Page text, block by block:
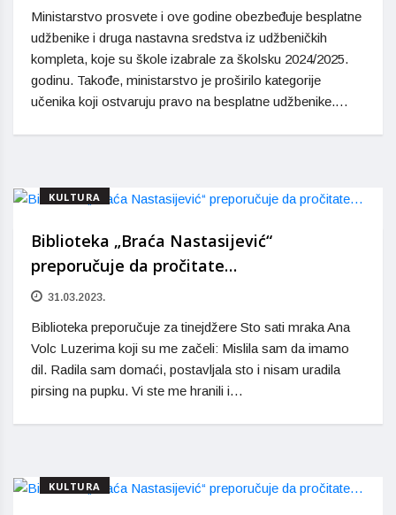
Ministarstvo prosvete i ove godine obezbeđuje besplatne
udžbenike i druga nastavna sredstva iz udžbeničkih
kompleta, koje su škole izabrale za školsku 2024/2025.
godinu. Takođe, ministarstvo je proširilo kategorije
učenika koji ostvaruju pravo na besplatne udžbenike.…
KULTURA
Biblioteka „Braća Nastasijević“
preporučuje da pročitate…
31.03.2023.
Biblioteka preporučuje za tinejdžere Sto sati mraka Ana
Volc Luzerima koji su me začeli: Mislila sam da imamo
dil. Radila sam domaći, postavljala sto i nisam uradila
pirsing na pupku. Vi ste me hranili i…
KULTURA